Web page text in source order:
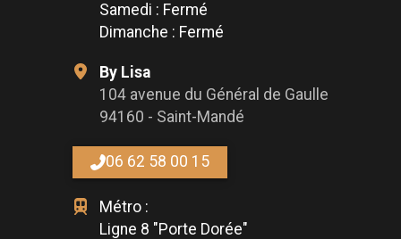
Samedi : Fermé
Dimanche : Fermé
By Lisa
104 avenue du Général de Gaulle
94160 - Saint-Mandé
06 62 58 00 15
Métro :
Ligne 8 "Porte Dorée"